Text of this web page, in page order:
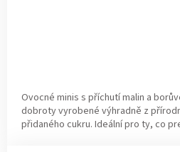
Ovocné minis s příchutí malin a
dobroty vyrobené výhradně z
přidaného cukru. Ideální pro ty, co